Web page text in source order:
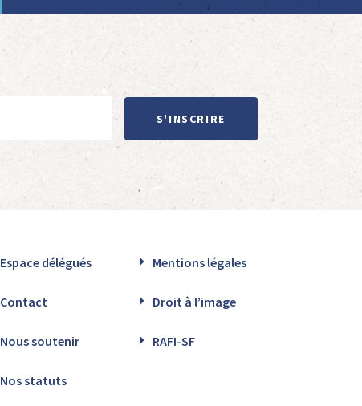
S'INSCRIRE
Espace délégués Mentions légales
Contact Droit à l’image
Nous soutenir RAFI-SF
Nos statuts